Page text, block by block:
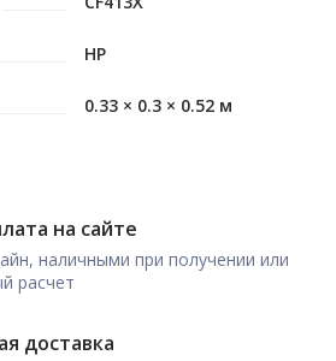
HP
0.33 × 0.3 × 0.52 м
на сайте
наличными при получении или
расчет
доставка